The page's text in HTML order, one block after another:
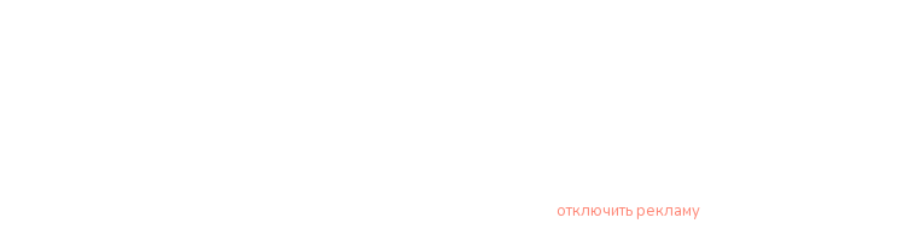
отключить рекламу